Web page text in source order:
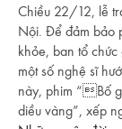
Chiều 22/12, lễ
Nội. Để đảm bảo
khỏe, ban tổ
một số nghệ sĩ
này, phim “Bố
diều vàng”, xếp